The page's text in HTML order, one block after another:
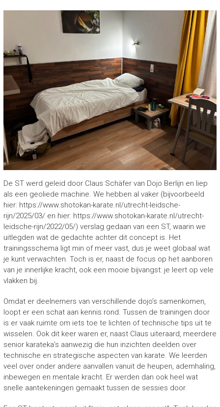
De ST werd geleid door Claus Schäfer van Dojo Berlijn en liep
als een geoliede machine. We hebben al vaker (bijvoorbeeld
hier: https://www.shotokan-karate.nl/utrecht-leidsche-
rijn/2025/03/ en hier: https://www.shotokan-karate.nl/utrecht-
leidsche-rijn/2022/05/) verslag gedaan van een ST, waarin we
uitlegden wat de gedachte achter dit concept is. Het
trainingsschema ligt min of meer vast, dus je weet globaal wat
je kunt verwachten. Toch is er, naast de focus op het aanboren
van je innerlijke kracht, ook een mooie bijvangst: je leert op vele
vlakken bij.
Omdat er deelnemers van verschillende dojo’s samenkomen,
loopt er een schat aan kennis rond. Tussen de trainingen door
is er vaak ruimte om iets toe te lichten of technische tips uit te
wisselen. Ook dit keer waren er, naast Claus uiteraard, meerdere
senior karateka’s aanwezig die hun inzichten deelden over
technische en strategische aspecten van karate. We leerden
veel over onder andere aanvallen vanuit de heupen, ademhaling,
inbewegen en mentale kracht. Er werden dan ook heel wat
snelle aantekeningen gemaakt tussen de sessies door.